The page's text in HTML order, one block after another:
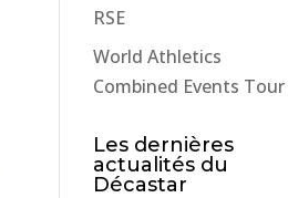
RSE
World Athletics
Combined Events Tour
Les dernières
actualités du
Décastar